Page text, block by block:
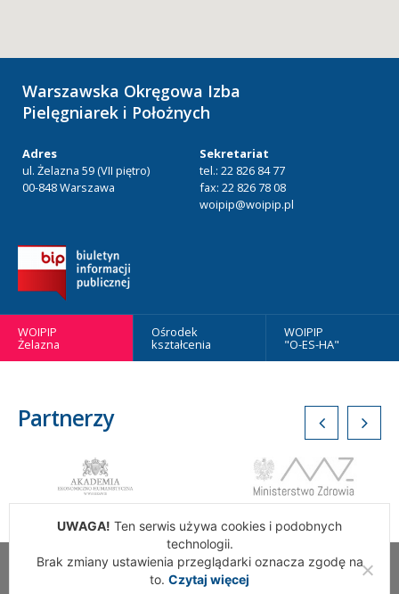
Warszawska Okręgowa Izba
Pielęgniarek i Położnych
Adres
ul. Żelazna 59 (VII piętro)
00-848 Warszawa
Sekretariat
tel.: 22 826 84 77
fax: 22 826 78 08
woipip@woipip.pl
WOIPIP
Żelazna
Ośrodek
kształcenia
WOIPIP
"O-ES-HA"
Partnerzy
Wszelkie Prawa Zastrzeżone. Warszawska Okręgowa Izba
Pielęgniarek i Położnych
UWAGA! Ten serwis używa cookies i podobnych
technologii.
Brak zmiany ustawienia przeglądarki oznacza zgodę na
to. Czytaj więcej